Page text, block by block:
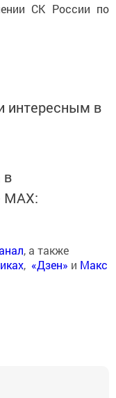
СК России по
интересным в
в
MАХ:
, а также
, «Дзен» и Макс